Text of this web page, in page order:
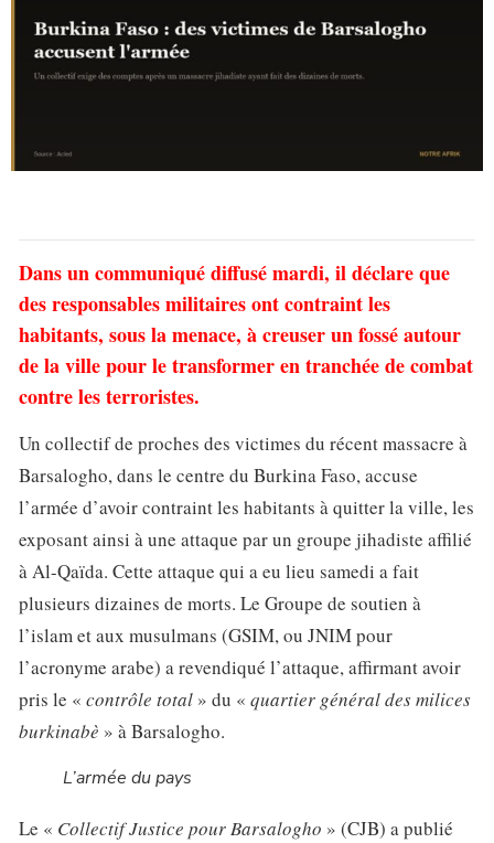
Dans un communiqué diffusé mardi, il déclare que
des responsables militaires ont contraint les
habitants, sous la menace, à creuser un fossé autour
de la ville pour le transformer en tranchée de combat
contre les terroristes.
Un collectif de proches des victimes du récent massacre à
Barsalogho, dans le centre du Burkina Faso, accuse
l’armée d’avoir contraint les habitants à quitter la ville, les
exposant ainsi à une attaque par un groupe jihadiste affilié
à Al-Qaïda. Cette attaque qui a eu lieu samedi a fait
plusieurs dizaines de morts. Le Groupe de soutien à
l’islam et aux musulmans (GSIM, ou JNIM pour
l’acronyme arabe) a revendiqué l’attaque, affirmant avoir
pris le « contrôle total » du « quartier général des milices
burkinabè » à Barsalogho.
L’armée du pays
Le « Collectif Justice pour Barsalogho » (CJB) a publié